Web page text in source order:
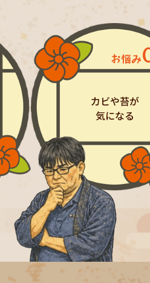
お悩み
カビや苔が
気になる